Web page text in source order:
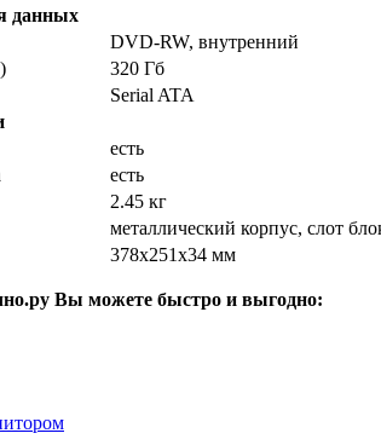
данных
DVD-RW, внутренний
320 Гб
Serial ATA
есть
есть
2.45 кг
металлический корпус, слот
378x251x34 мм
Вы можете быстро и выгодно: